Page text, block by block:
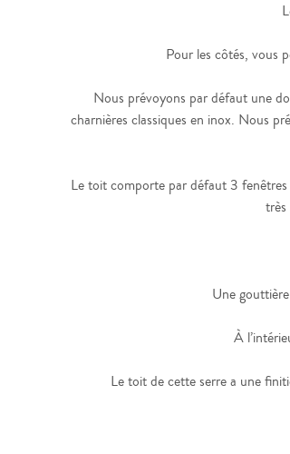
Pour les côtés, vous
Nous prévoyons par défaut une
charnières classiques en inox. Nous
Le toit comporte par défaut 3
très
Une
À
Le toit de cette serre a une